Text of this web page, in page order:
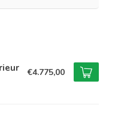
€4.775,00